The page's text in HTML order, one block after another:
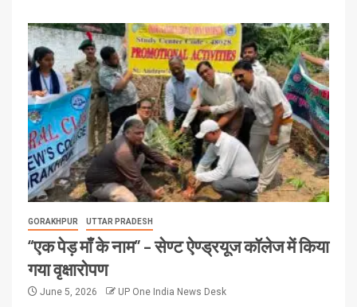
GORAKHPUR UTTAR PRADESH
“एक पेड़ माँ के नाम” – सेण्ट ऐण्ड्रयूज कॉलेज में किया
गया वृक्षारोपण
June 5, 2026 UP One India News Desk